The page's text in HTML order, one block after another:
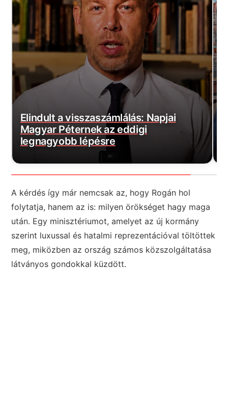
Hihetetlen dolog történik a magyar
politikában, Európában egyedüllálló
ami történik
A kérdés így már nemcsak az, hogy Rogán hol
folytatja, hanem az is: milyen örökséget hagy maga
után. Egy minisztériumot, amelyet az új kormány
szerint luxussal és hatalmi reprezentációval töltöttek
meg, miközben az ország számos közszolgáltatása
látványos gondokkal küzdött.